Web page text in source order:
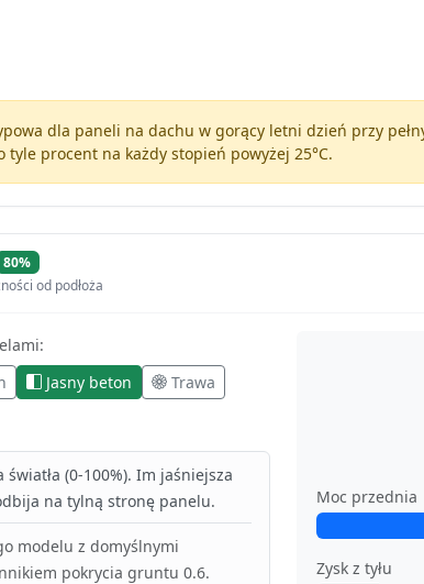
dla paneli na dachu w gorący letni dzień przy
tyle procent na każdy stopień powyżej 25°C.
80%
od podłoża
Jasny beton
Trawa
(0-100%). Im jaśniejsza
na tylną stronę panelu.
modelu z domyślnymi
pokrycia gruntu 0.6.
Moc przednia
Zysk z tyłu